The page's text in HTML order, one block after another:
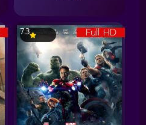
Full HD
7.3